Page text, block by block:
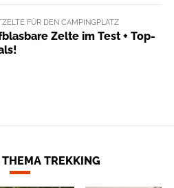
FÜR DEN CAMPINGPLATZ
Zelte im Test + Top-
TREKKING